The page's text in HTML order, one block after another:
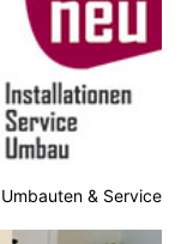
& Service